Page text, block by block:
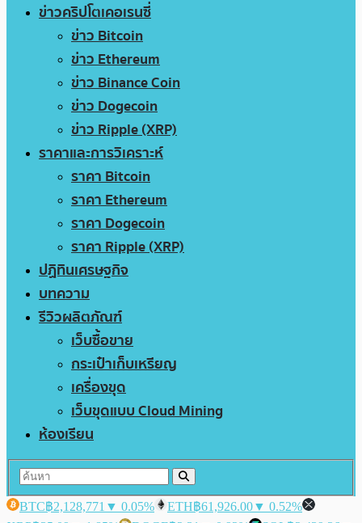
ข่าวคริปโตเคอเรนซี่
ข่าว Bitcoin
ข่าว Ethereum
ข่าว Binance Coin
ข่าว Dogecoin
ข่าว Ripple (XRP)
ราคาและการวิเคราะห์
ราคา Bitcoin
ราคา Ethereum
ราคา Dogecoin
ราคา Ripple (XRP)
ปฏิทินเศรษฐกิจ
บทความ
รีวิวผลิตภัณฑ์
เว็บซื้อขาย
กระเป๋าเก็บเหรียญ
เครื่องขุด
เว็บขุดแบบ Cloud Mining
ห้องเรียน
BTC฿2,128,771 ▼ 0.05% ETH฿61,926.00▼ 0.52%